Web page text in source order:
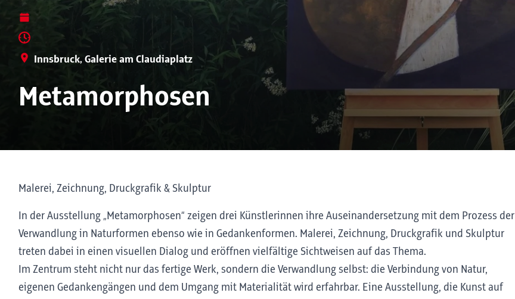
Innsbruck, Galerie am Claudiaplatz
Metamorphosen
Malerei, Zeichnung, Druckgrafik & Skulptur
In der Ausstellung „Metamorphosen“ zeigen drei Künstlerinnen ihre Auseinandersetzung mit dem Prozess der
Verwandlung in Naturformen ebenso wie in Gedankenformen. Malerei, Zeichnung, Druckgrafik und Skulptur
treten dabei in einen visuellen Dialog und eröffnen vielfältige Sichtweisen auf das Thema.
Im Zentrum steht nicht nur das fertige Werk, sondern die Verwandlung selbst: die Verbindung von Natur,
eigenen Gedankengängen und dem Umgang mit Materialität wird erfahrbar. Eine Ausstellung, die Kunst auf